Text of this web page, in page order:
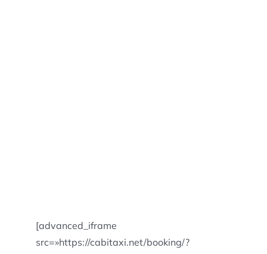
[advanced_iframe
src=»https://cabitaxi.net/booking/?